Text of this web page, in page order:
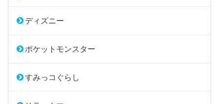
ディズニー
ポケットモンスター
すみっコぐらし